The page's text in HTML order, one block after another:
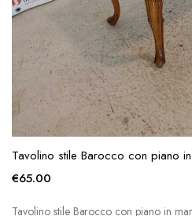
Tavolino stile Barocco con piano
€65.00
Tavolino stile Barocco con piano in